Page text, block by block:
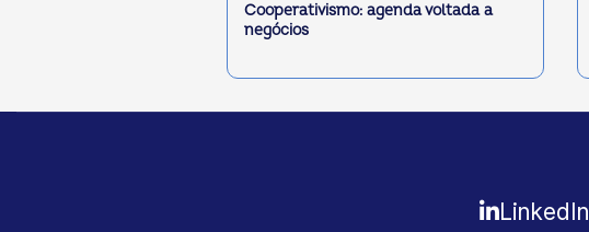
Cooperativismo: agenda voltada a
negócios
LinkedIn